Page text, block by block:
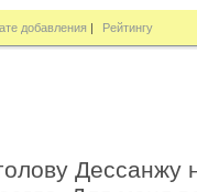
добавления Рейтингу
Дессанжу